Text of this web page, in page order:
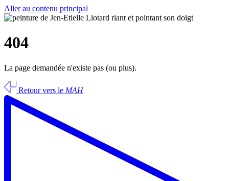
Aller au contenu principal
404
La page demandée n'existe pas (ou plus).
Retour vers le MAH